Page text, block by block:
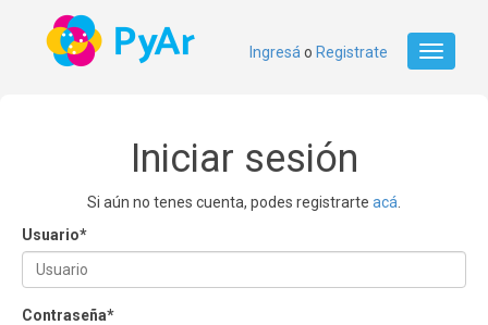
Toggle
Ingresá o Registrate
Iniciar sesión
Si aún no tenes cuenta, podes registrarte acá
Usuario*
Contraseña*